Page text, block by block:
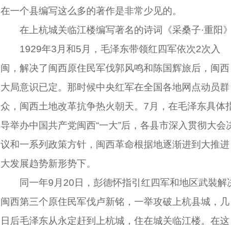
在一个县编写这么多的著作是非常少见的。
在上杭城关临江楼编写著名的诗词《采桑子·重阳》
1929年3月和5月，毛泽东带领红四军依次2次入
闽，解决了闽西原住民军伐郭风鸣和陈国辉旅后，闽西
大局意识已定。那时候中央红军在全国各地网点动员群
众，闽西土地改革抗争热火朝天。7月，在毛泽东具体
导举办中国共产党闽西“一大”后，各县市深入贯彻大会
议和一系列政策方针，闽西革命根据地逐渐进到大推进
大发展趋势新形势下。
同一年9月20日，彭德怀指引红四军和地区武裝解
闽西第三个原住民军伐卢新铭，一举攻破上杭县城，几
日后毛泽东从永定赶到上杭城，住在城关临江楼。在这